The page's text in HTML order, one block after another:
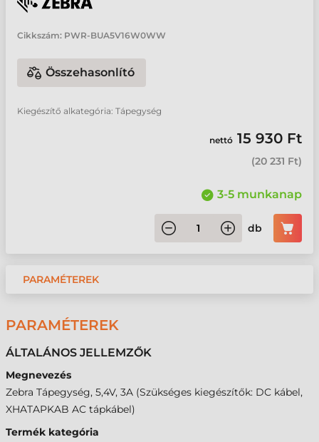
Cikkszám: PWR-BUA5V16W0WW
Összehasonlító
Kiegészítő alkategória: Tápegység
nettó 15 930 Ft
(20 231 Ft)
3-5 munkanap
db
PARAMÉTEREK
PARAMÉTEREK
ÁLTALÁNOS JELLEMZŐK
Megnevezés
Zebra Tápegység, 5,4V, 3A (Szükséges kiegészítők: DC kábel,
XHATAPKAB AC tápkábel)
Termék kategória